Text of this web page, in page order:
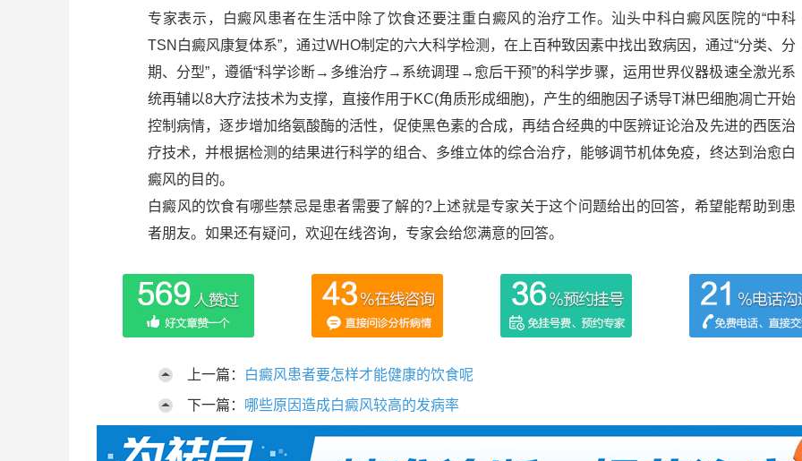
专家表示，白癜风患者在生活中除了饮食还要注重白癜风的治疗工作。汕头中科白癜风医院的“中科
TSN白癜风康复体系”，通过WHO制定的六大科学检测，在上百种致因素中找出致病因，通过“分类、分
期、分型”，遵循“科学诊断→多维治疗→系统调理→愈后干预”的科学步骤，运用世界仪器极速全激光系
统再辅以8大疗法技术为支撑，直接作用于KC(角质形成细胞)，产生的细胞因子诱导T淋巴细胞凋亡开始
控制病情，逐步增加络氨酸酶的活性，促使黑色素的合成，再结合经典的中医辨证论治及先进的西医治
疗技术，并根据检测的结果进行科学的组合、多维立体的综合治疗，能够调节机体免疫，终达到治愈白
癜风的目的。
白癜风的饮食有哪些禁忌是患者需要了解的?上述就是专家关于这个问题给出的回答，希望能帮助到患
者朋友。如果还有疑问，欢迎在线咨询，专家会给您满意的回答。
上一篇：
白癜风患者要怎样才能健康的饮食呢
下一篇：
哪些原因造成白癜风较高的发病率